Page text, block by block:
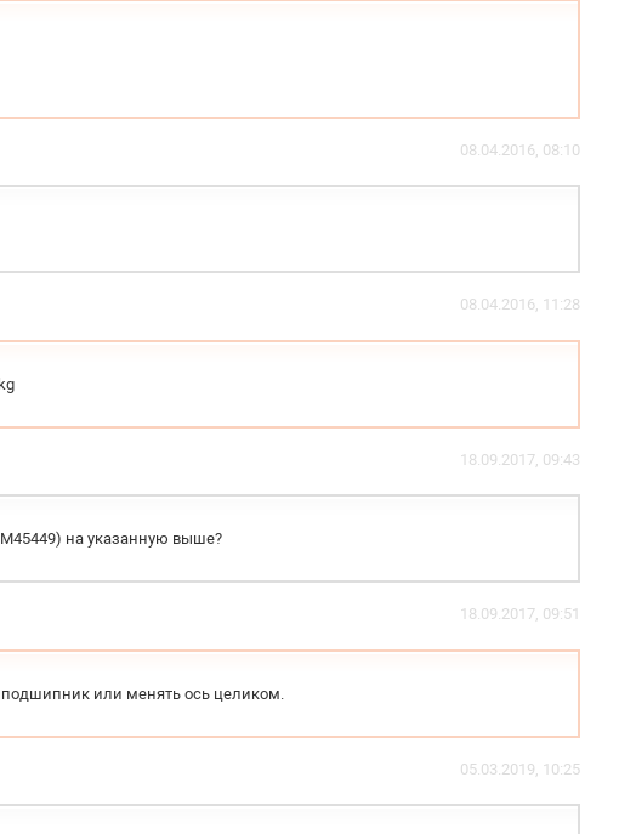
08.04.2016, 08:10
08.04.2016, 11:28
18.09.2017, 09:43
на указанную выше?
18.09.2017, 09:51
или менять ось целиком.
05.03.2019, 10:25